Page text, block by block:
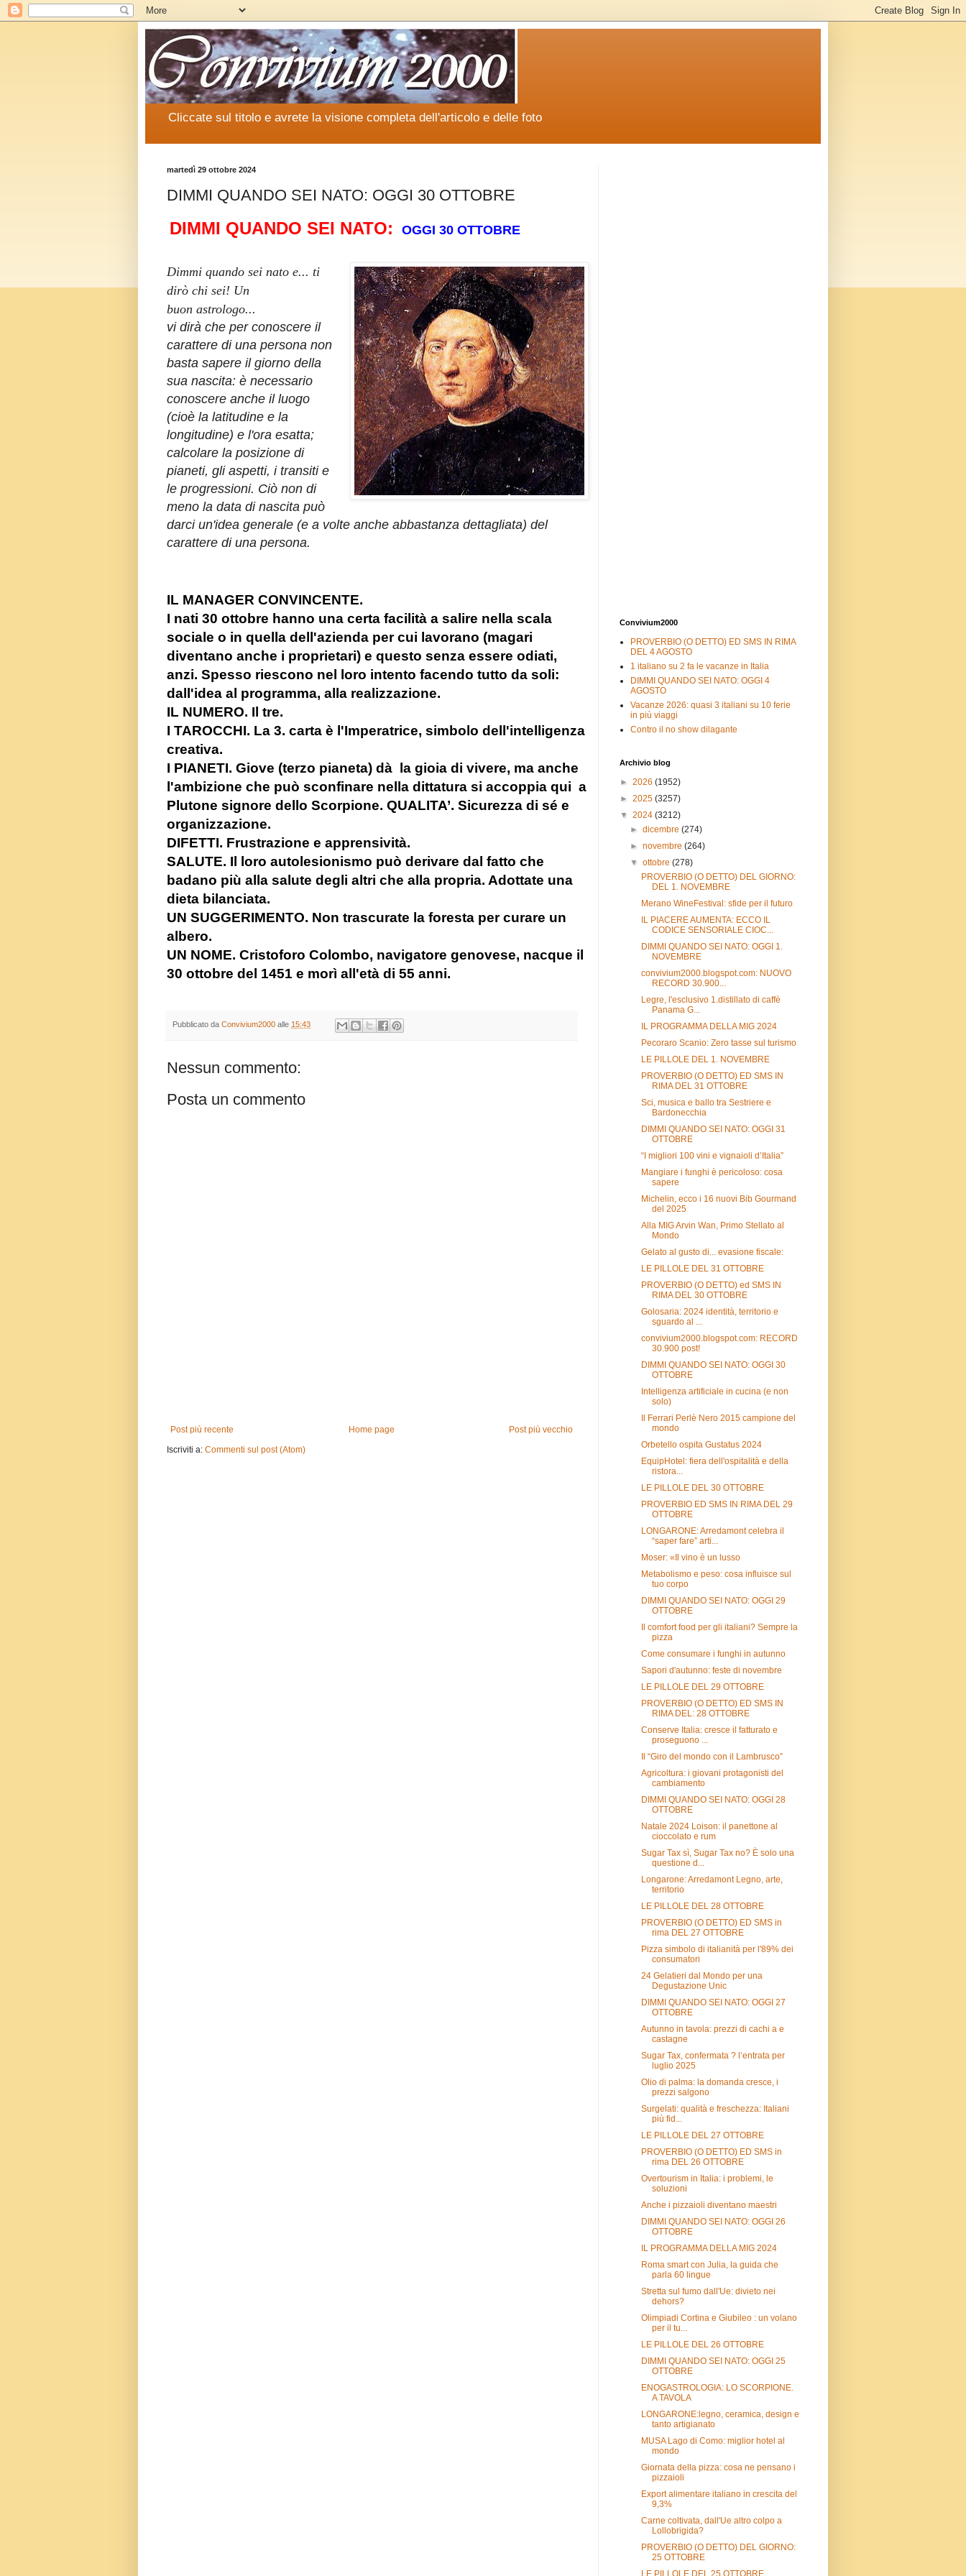
Cliccate sul titolo e avrete la visione completa dell'articolo e delle foto
martedì 29 ottobre 2024
DIMMI QUANDO SEI NATO: OGGI 30 OTTOBRE
DIMMI QUANDO SEI NATO: OGGI 30 OTTOBRE
Dimmi quando sei nato e... ti
dirò chi sei! Un
buon astrologo...
vi dirà che per conoscere il
carattere di una persona non
basta sapere il giorno della
sua nascita: è necessario
conoscere anche il luogo
(cioè la latitudine e la
longitudine) e l'ora esatta;
calcolare la posizione di
pianeti, gli aspetti, i transiti e
le progressioni. Ciò non di
meno la data di nascita può
darci un'idea generale (e a volte anche abbastanza dettagliata) del
carattere di una persona.
IL MANAGER CONVINCENTE.
I nati 30 ottobre hanno una certa facilità a salire nella scala
sociale o in quella dell'azienda per cui lavorano (magari
diventano anche i proprietari) e questo senza essere odiati,
anzi. Spesso riescono nel loro intento facendo tutto da soli:
dall'idea al programma, alla realizzazione.
IL NUMERO. Il tre.
I TAROCCHI. La 3. carta è l'Imperatrice, simbolo dell'intelligenza
creativa.
I PIANETI. Giove (terzo pianeta) dà
la gioia di vivere, ma anche
l'ambizione che può sconfinare nella dittatura si accoppia qui a
Plutone signore dello Scorpione. QUALITA’. Sicurezza di sé e
organizzazione.
DIFETTI. Frustrazione e apprensività.
SALUTE. Il loro autolesionismo può derivare dal fatto che
badano più alla salute degli altri che alla propria. Adottate una
dieta bilanciata.
UN SUGGERIMENTO. Non trascurate la foresta per curare un
albero.
UN NOME. Cristoforo Colombo, navigatore genovese, nacque il
30 ottobre del 1451 e morì all'età di 55 anni.
Pubblicato da Convivium2000 alle 15:43
Nessun commento:
Posta un commento
Post più recente Post più vecchio
Home page
Iscriviti a: Commenti sul post (Atom)
Convivium2000
PROVERBIO (O DETTO) ED SMS IN RIMA
DEL 4 AGOSTO
1 italiano su 2 fa le vacanze in Italia
DIMMI QUANDO SEI NATO: OGGI 4
AGOSTO
Vacanze 2026: quasi 3 italiani su 10 ferie
in più viaggi
Contro il no show dilagante
Archivio blog
► 2026 (1952)
► 2025 (3257)
▼ 2024 (3212)
►dicembre(274)
►novembre(264)
▼ottobre(278)
PROVERBIO (O DETTO) DEL GIORNO:
DEL 1. NOVEMBRE
Merano WineFestival: sfide per il futuro
IL PIACERE AUMENTA: ECCO IL
CODICE SENSORIALE CIOC...
DIMMI QUANDO SEI NATO: OGGI 1.
NOVEMBRE
convivium2000.blogspot.com: NUOVO
RECORD 30.900...
Legre, l'esclusivo 1.distillato di caffè
Panama G...
IL PROGRAMMA DELLA MIG 2024
Pecoraro Scanio: Zero tasse sul turismo
LE PILLOLE DEL 1. NOVEMBRE
PROVERBIO (O DETTO) ED SMS IN
RIMA DEL 31 OTTOBRE
Sci, musica e ballo tra Sestriere e
Bardonecchia
DIMMI QUANDO SEI NATO: OGGI 31
OTTOBRE
“I migliori 100 vini e vignaioli d’Italia”
Mangiare i funghi è pericoloso: cosa
sapere
Michelin, ecco i 16 nuovi Bib Gourmand
del 2025
Alla MIG Arvin Wan, Primo Stellato al
Mondo
Gelato al gusto di... evasione fiscale:
LE PILLOLE DEL 31 OTTOBRE
PROVERBIO (O DETTO) ed SMS IN
RIMA DEL 30 OTTOBRE
Golosaria: 2024 identità, territorio e
sguardo al ...
convivium2000.blogspot.com: RECORD
30.900 post!
DIMMI QUANDO SEI NATO: OGGI 30
OTTOBRE
Intelligenza artificiale in cucina (e non
solo)
Il Ferrari Perlè Nero 2015 campione del
mondo
Orbetello ospita Gustatus 2024
EquipHotel: fiera dell'ospitalità e della
ristora...
LE PILLOLE DEL 30 OTTOBRE
PROVERBIO ED SMS IN RIMA DEL 29
OTTOBRE
LONGARONE: Arredamont celebra il
“saper fare” arti...
Moser: «Il vino è un lusso
Metabolismo e peso: cosa influisce sul
tuo corpo
DIMMI QUANDO SEI NATO: OGGI 29
OTTOBRE
Il comfort food per gli italiani? Sempre la
pizza
Come consumare i funghi in autunno
Sapori d'autunno: feste di novembre
LE PILLOLE DEL 29 OTTOBRE
PROVERBIO (O DETTO) ED SMS IN
RIMA DEL: 28 OTTOBRE
Conserve Italia: cresce il fatturato e
proseguono ...
Il “Giro del mondo con il Lambrusco”
Agricoltura: i giovani protagonisti del
cambiamento
DIMMI QUANDO SEI NATO: OGGI 28
OTTOBRE
Natale 2024 Loison: il panettone al
cioccolato e rum
Sugar Tax sì, Sugar Tax no? È solo una
questione d...
Longarone: Arredamont Legno, arte,
territorio
LE PILLOLE DEL 28 OTTOBRE
PROVERBIO (O DETTO) ED SMS in
rima DEL 27 OTTOBRE
Pizza simbolo di italianità per l'89% dei
consumatori
24 Gelatieri dal Mondo per una
Degustazione Unic
DIMMI QUANDO SEI NATO: OGGI 27
OTTOBRE
Autunno in tavola: prezzi di cachi a e
castagne
Sugar Tax, confermata ? l’entrata per
luglio 2025
Olio di palma: la domanda cresce, i
prezzi salgono
Surgelati: qualità e freschezza: Italiani
più fid...
LE PILLOLE DEL 27 OTTOBRE
PROVERBIO (O DETTO) ED SMS in
rima DEL 26 OTTOBRE
Overtourism in Italia: i problemi, le
soluzioni
Anche i pizzaioli diventano maestri
DIMMI QUANDO SEI NATO: OGGI 26
OTTOBRE
IL PROGRAMMA DELLA MIG 2024
Roma smart con Julia, la guida che
parla 60 lingue
Stretta sul fumo dall'Ue: divieto nei
dehors?
Olimpiadi Cortina e Giubileo : un volano
per il tu...
LE PILLOLE DEL 26 OTTOBRE
DIMMI QUANDO SEI NATO: OGGI 25
OTTOBRE
ENOGASTROLOGIA: LO SCORPIONE.
A TAVOLA
LONGARONE:legno, ceramica, design e
tanto artigianato
MUSA Lago di Como: miglior hotel al
mondo
Giornata della pizza: cosa ne pensano i
pizzaioli
Export alimentare italiano in crescita del
9,3%
Carne coltivata, dall'Ue altro colpo a
Lollobrigida?
PROVERBIO (O DETTO) DEL GIORNO:
25 OTTOBRE